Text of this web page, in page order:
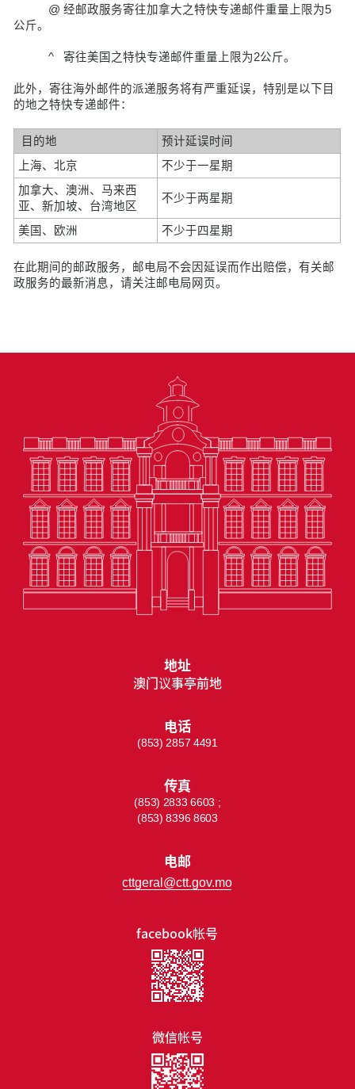
@ 经邮政服务寄往加拿大之特快专递邮件重量上限为5
公斤。
^ 寄往美国之特快专递邮件重量上限为2公斤。
此外，寄往海外邮件的派递服务将有严重延误，特别是以下目
的地之特快专递邮件：
目的地
预计延误时间
上海、北京
不少于一星期
加拿大、澳洲、马来西
亚、新加坡、台湾地区
不少于两星期
美国、欧洲 不少于四星期
在此期间的邮政服务，邮电局不会因延误而作出赔偿，有关邮
政服务的最新消息，请关注邮电局网页。
facebook帐号
微信帐号
地址
澳门议事亭前地
电话
(853) 2857 4491
传真
(853) 2833 6603 ;
(853) 8396 8603
电邮
cttgeral@ctt.gov.mo